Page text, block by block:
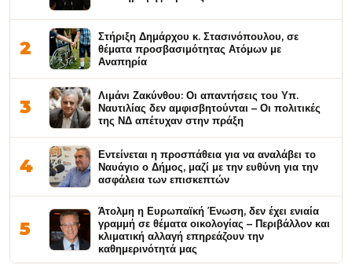
2
Στήριξη Δημάρχου κ. Στασινόπουλου, σε
θέματα προσβασιμότητας Ατόμων με
Αναπηρία
3
Λιμάνι Ζακύνθου: Οι απαντήσεις του Υπ.
Ναυτιλίας δεν αμφισβητούνται – Οι πολιτικές
της ΝΔ απέτυχαν στην πράξη
4
Εντείνεται η προσπάθεια για να αναλάβει το
Ναυάγιο ο Δήμος, μαζί με την ευθύνη για την
ασφάλεια των επισκεπτών
5
Άτολμη η Ευρωπαϊκή Ένωση, δεν έχει ενιαία
γραμμή σε θέματα οικολογίας – Περιβάλλον και
κλιματική αλλαγή επηρεάζουν την
καθημερινότητά μας